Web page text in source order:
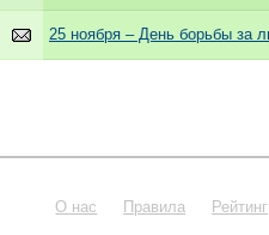
25 ноября – День борьбы за
О нас Правила Рейтинг